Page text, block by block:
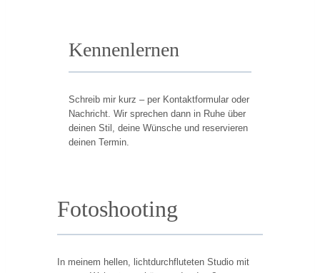
Kennenlernen
Schreib mir kurz – per Kontaktformular oder
Nachricht. Wir sprechen dann in Ruhe über
deinen Stil, deine Wünsche und reservieren
deinen Termin.
Fotoshooting
In meinem hellen, lichtdurchfluteten Studio mit